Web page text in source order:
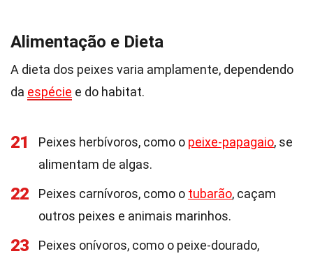
Alimentação e Dieta
A dieta dos peixes varia amplamente, dependendo
da espécie e do habitat.
21 Peixes herbívoros, como o peixe-papagaio, se
alimentam de algas.
22 Peixes carnívoros, como o tubarão, caçam
outros peixes e animais marinhos.
23
Peixes onívoros, como o peixe-dourado,